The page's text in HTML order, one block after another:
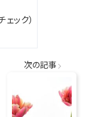
ック）
次の記事